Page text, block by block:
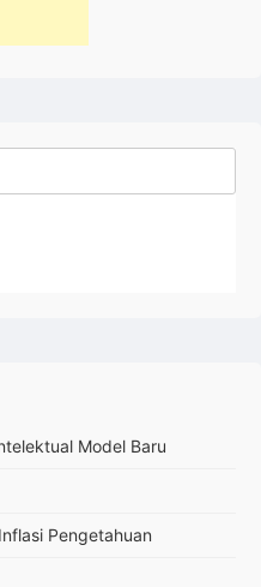
Model Baru
Pengetahuan